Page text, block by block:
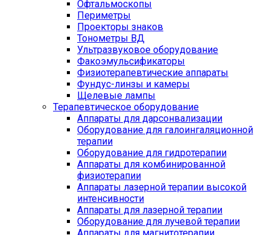
Офтальмоскопы
Периметры
Проекторы знаков
Тонометры ВД
Ультразвуковое оборудование
Факоэмульсификаторы
Физиотерапевтические аппараты
Фундус-линзы и камеры
Щелевые лампы
Терапевтическое оборудование
Аппараты для дарсонвализации
Оборудование для галоингаляционной
терапии
Оборудование для гидротерапии
Аппараты для комбинированной
физиотерапии
Аппараты лазерной терапии высокой
интенсивности
Аппараты для лазерной терапии
Оборудование для лучевой терапии